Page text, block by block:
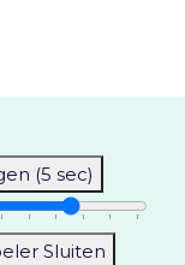
Terugspringen (5 sec)
Speler Sluiten